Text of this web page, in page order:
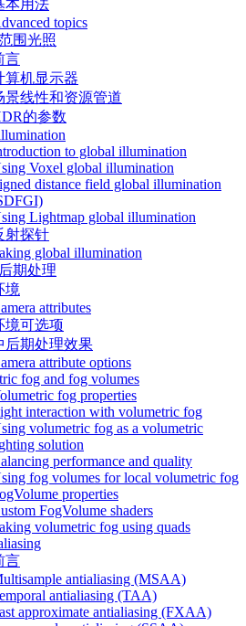
本用法
topics
围光照
言
算机显示器
景线性和资源管道
的参数
to global illumination
Voxel global illumination
distance field global illumination
Lightmap global illumination
射探针
global illumination
期处理
境
attributes
境可选项
后期处理效果
attribute options
fog and fog volumes
fog properties
interaction with volumetric fog
volumetric fog as a volumetric
solution
performance and quality
fog volumes for local volumetric fog
properties
FogVolume shaders
volumetric fog using quads
言
antialiasing (MSAA)
antialiasing (TAA)
approximate antialiasing (FXAA)